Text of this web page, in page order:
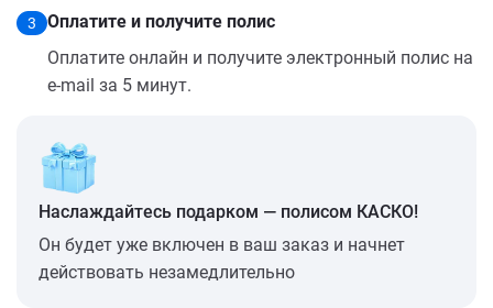
3
Оплатите и получите полис
Оплатите онлайн и получите электронный полис на
e-mail за 5 минут.
Наслаждайтесь подарком — полисом КАСКО!
Он будет уже включен в ваш заказ и начнет
действовать незамедлительно